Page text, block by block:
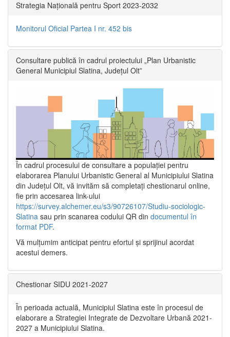
Strategia Națională pentru Sport 2023-2032
Monitorul Oficial Partea I nr. 452 bis
Consultare publică în cadrul proiectului „Plan Urbanistic
General Municipiul Slatina, Județul Olt”
În cadrul procesului de consultare a populaţiei pentru
elaborarea Planului Urbanistic General al Municipiului Slatina
din Județul Olt, vă invităm să completați chestionarul online,
fie prin accesarea link-ului
https://survey.alchemer.eu/s3/90726107/Studiu-sociologic-
Slatina sau prin scanarea codului QR din documentul în
format PDF.
Vă mulţumim anticipat pentru efortul şi sprijinul acordat
acestui demers.
Chestionar SIDU 2021-2027
În perioada actuală, Municipiul Slatina este în procesul de
elaborare a Strategiei Integrate de Dezvoltare Urbană 2021‐
2027 a Municipiului Slatina.